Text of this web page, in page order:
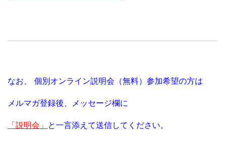
なお、 個別オンライン説明会（無料）参加希望の方は
メルマガ登録後、 メッセージ欄に
「説明会」 と一言添えて送信してください。